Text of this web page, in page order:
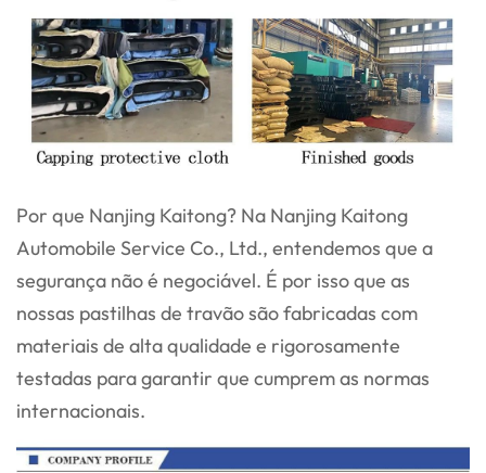
Por que Nanjing Kaitong? Na Nanjing Kaitong
Automobile Service Co., Ltd., entendemos que a
segurança não é negociável. É por isso que as
nossas pastilhas de travão são fabricadas com
materiais de alta qualidade e rigorosamente
testadas para garantir que cumprem as normas
internacionais.